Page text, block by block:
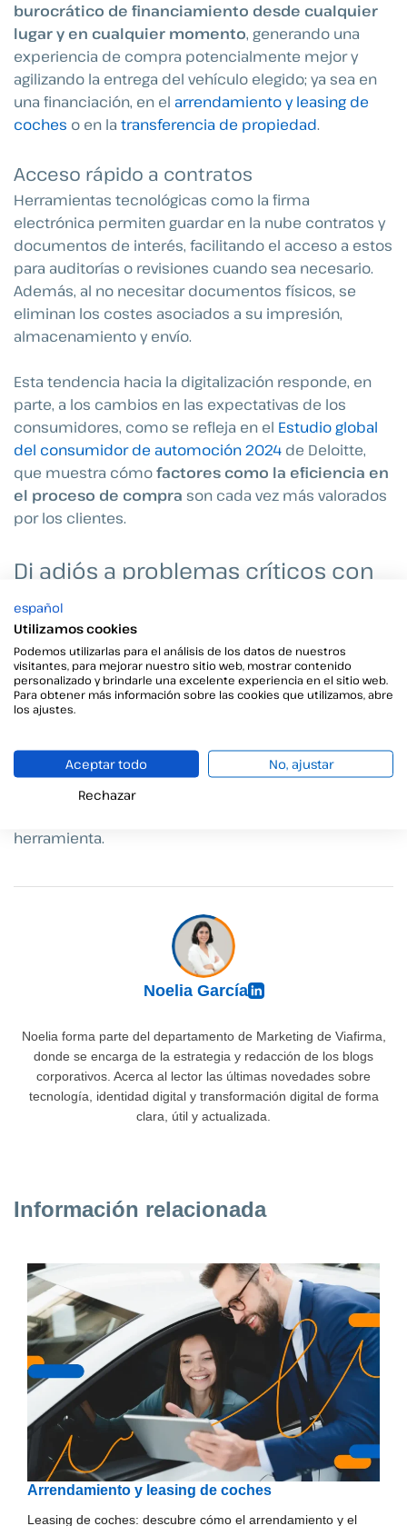
burocrático de financiamiento desde cualquier
lugar y en cualquier momento, generando una
experiencia de compra potencialmente mejor y
agilizando la entrega del vehículo elegido; ya sea en
una financiación, en el arrendamiento y leasing de
coches o en la transferencia de propiedad.
Acceso rápido a contratos
Herramientas tecnológicas como la firma
electrónica permiten guardar en la nube contratos y
documentos de interés, facilitando el acceso a estos
para auditorías o revisiones cuando sea necesario.
Además, al no necesitar documentos físicos, se
eliminan los costes asociados a su impresión,
almacenamiento y envío.
Esta tendencia hacia la digitalización responde, en
parte, a los cambios en las expectativas de los
consumidores, como se refleja en el Estudio global
del consumidor de automoción 2024 de Deloitte,
que muestra cómofactores como la eficiencia en
el proceso de compra son cada vez más valorados
por los clientes.
Di adiós a problemas críticos con
Viafirma
¿Buscas una solución tecnológica diferente de firma
electrónica que puedas probar y comprobar que,
efectivamente, es lo que necesitas?Viafirmaes tu
solución para decir adiós a problemas críticos y
involucradas en laindustria automotriz.
Con Viafirma podrás disfrutar de un mes de prueba y
herramienta.
Noelia García
Noelia forma parte del departamento de Marketing de Viafirma,
donde se encarga de la estrategia y redacción de los blogs
corporativos. Acerca al lector las últimas novedades sobre
tecnología, identidad digital y transformación digital de forma
clara, útil y actualizada.
Información relacionada
Arrendamiento y leasing de coches
Leasing de coches: descubre cómo el arrendamiento y el
español
Utilizamos cookies
Podemos utilizarlas para el análisis de los datos de nuestros
visitantes, para mejorar nuestro sitio web, mostrar contenido
personalizado y brindarle una excelente experiencia en el sitio web.
Para obtener más información sobre las cookies que utilizamos, abre
los ajustes.
Aceptar todo
No, ajustar
Rechazar